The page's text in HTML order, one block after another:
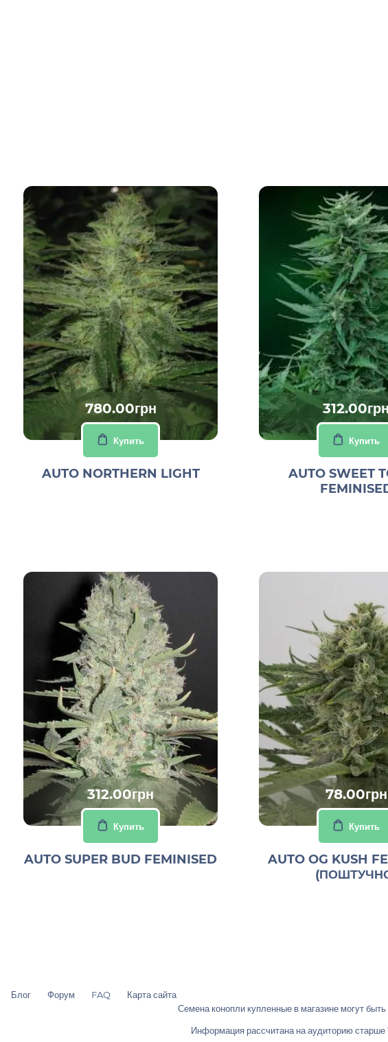
780.00грн
Купить
AUTO NORTHERN LIGHT
Купить
AUTO SWEET
312.00грн
Купить
AUTO SUPER BUD FEMINISED
78.00грн
Купить
AUTO OG KUSH
Блог Форум FAQ Карта сайта
Семена конопли купленные в магазине могут
Информация рассчитана на аудиторию